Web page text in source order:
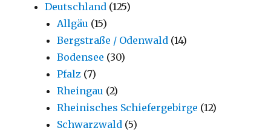
Deutschland (125)
Allgäu (15)
Bergstraße / Odenwald (14)
Bodensee (30)
Pfalz (7)
Rheingau (2)
Rheinisches Schiefergebirge (12)
Schwarzwald (5)